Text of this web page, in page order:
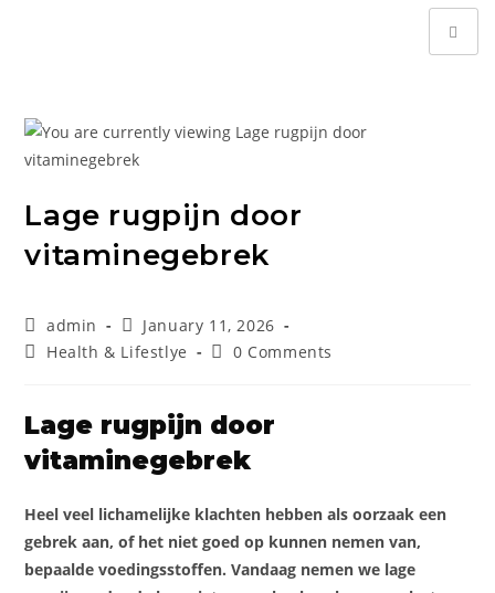
Lage rugpijn door
vitaminegebrek
admin
January 11, 2026
Health & Lifestlye
0 Comments
Lage rugpijn door
vitaminegebrek
Heel veel lichamelijke klachten hebben als oorzaak een
gebrek aan, of het niet goed op kunnen nemen van,
bepaalde voedingsstoffen. Vandaag nemen we lage